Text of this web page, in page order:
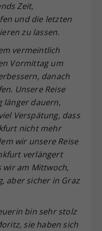
Zeit,
und die letzten
zu lassen.
vermeintlich
Vormittag um
danach
Unsere Reise
länger dauern,
Verspätung, dass
nicht mehr
wir unsere Reise
verlängert
am Mittwoch,
aber sicher in Graz
bin sehr stolz
sie haben sich